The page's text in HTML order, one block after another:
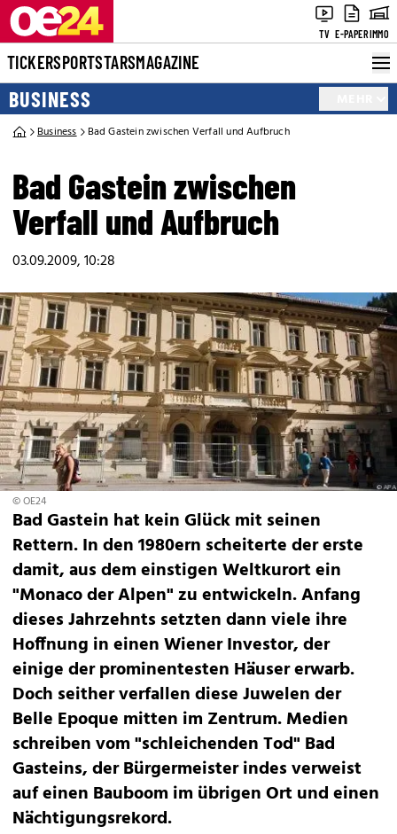
TV E-PAPERIMMO
TICKERSPORTSTARSMAGAZINE
BUSINESS
Business Bad Gastein zwischen Verfall und Aufbruch
Bad Gastein zwischen
Verfall und Aufbruch
03.09.2009, 10:28
© OE24
Bad Gastein hat kein Glück mit seinen
Rettern. In den 1980ern scheiterte der erste
damit, aus dem einstigen Weltkurort ein
"Monaco der Alpen" zu entwickeln. Anfang
dieses Jahrzehnts setzten dann viele ihre
Hoffnung in einen Wiener Investor, der
einige der prominentesten Häuser erwarb.
Doch seither verfallen diese Juwelen der
Belle Epoque mitten im Zentrum. Medien
schreiben vom "schleichenden Tod" Bad
Gasteins, der Bürgermeister indes verweist
auf einen Bauboom im übrigen Ort und einen
Nächtigungsrekord.